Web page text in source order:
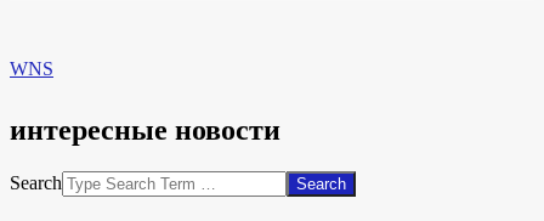
WNS
интересные новости
Search